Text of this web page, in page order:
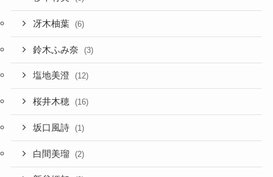
冴木柚葉 (6)
鈴木ふみ奈 (3)
塩地美澄 (12)
桜井木穂 (16)
坂口風詩 (1)
白間美瑠 (2)